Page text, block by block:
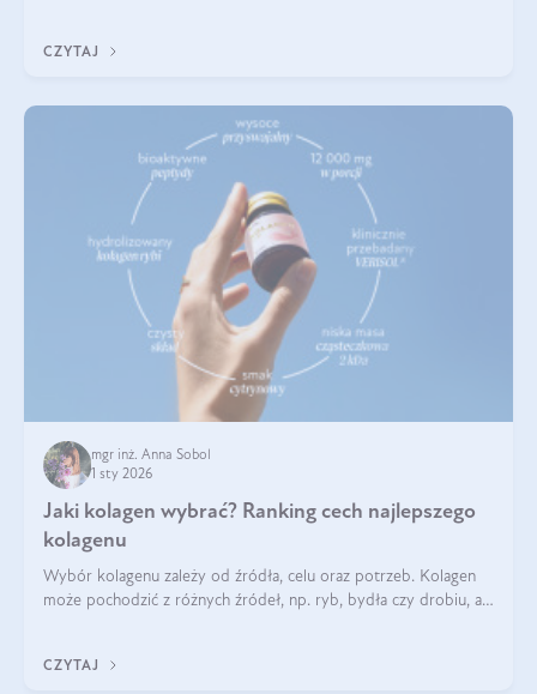
CZYTAJ
mgr inż. Anna Sobol
1 sty 2026
Jaki kolagen wybrać? Ranking cech najlepszego
kolagenu
Wybór kolagenu zależy od źródła, celu oraz potrzeb. Kolagen
może pochodzić z różnych źródeł, np. ryb, bydła czy drobiu, a
bydlęcy.
CZYTAJ